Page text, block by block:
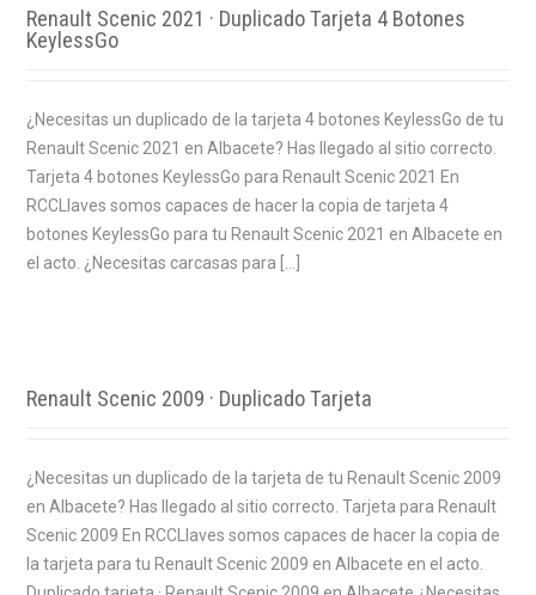
Renault Scenic 2021 · Duplicado Tarjeta 4 Botones
KeylessGo
¿Necesitas un duplicado de la tarjeta 4 botones KeylessGo de tu
Renault Scenic 2021 en Albacete? Has llegado al sitio correcto.
Tarjeta 4 botones KeylessGo para Renault Scenic 2021 En
RCCLlaves somos capaces de hacer la copia de tarjeta 4
botones KeylessGo para tu Renault Scenic 2021 en Albacete en
el acto. ¿Necesitas carcasas para […]
Renault Scenic 2009 · Duplicado Tarjeta
¿Necesitas un duplicado de la tarjeta de tu Renault Scenic 2009
en Albacete? Has llegado al sitio correcto. Tarjeta para Renault
Scenic 2009 En RCCLlaves somos capaces de hacer la copia de
la tarjeta para tu Renault Scenic 2009 en Albacete en el acto.